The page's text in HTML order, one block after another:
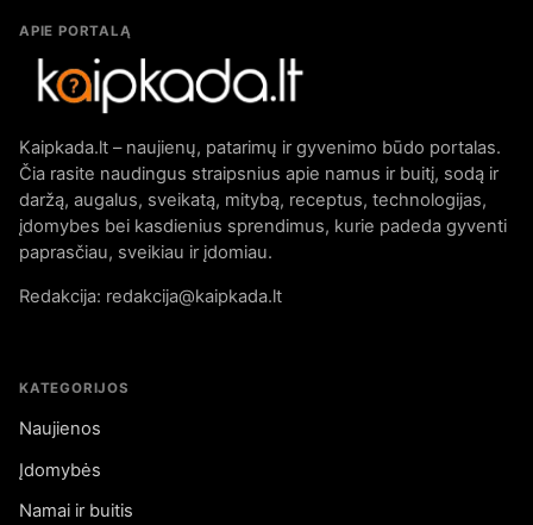
APIE PORTALĄ
Kaipkada.lt – naujienų, patarimų ir gyvenimo būdo portalas.
Čia rasite naudingus straipsnius apie namus ir buitį, sodą ir
daržą, augalus, sveikatą, mitybą, receptus, technologijas,
įdomybes bei kasdienius sprendimus, kurie padeda gyventi
paprasčiau, sveikiau ir įdomiau.
Redakcija: redakcija@kaipkada.lt
KATEGORIJOS
Naujienos
Įdomybės
Namai ir buitis